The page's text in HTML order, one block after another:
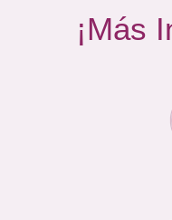
¡Más